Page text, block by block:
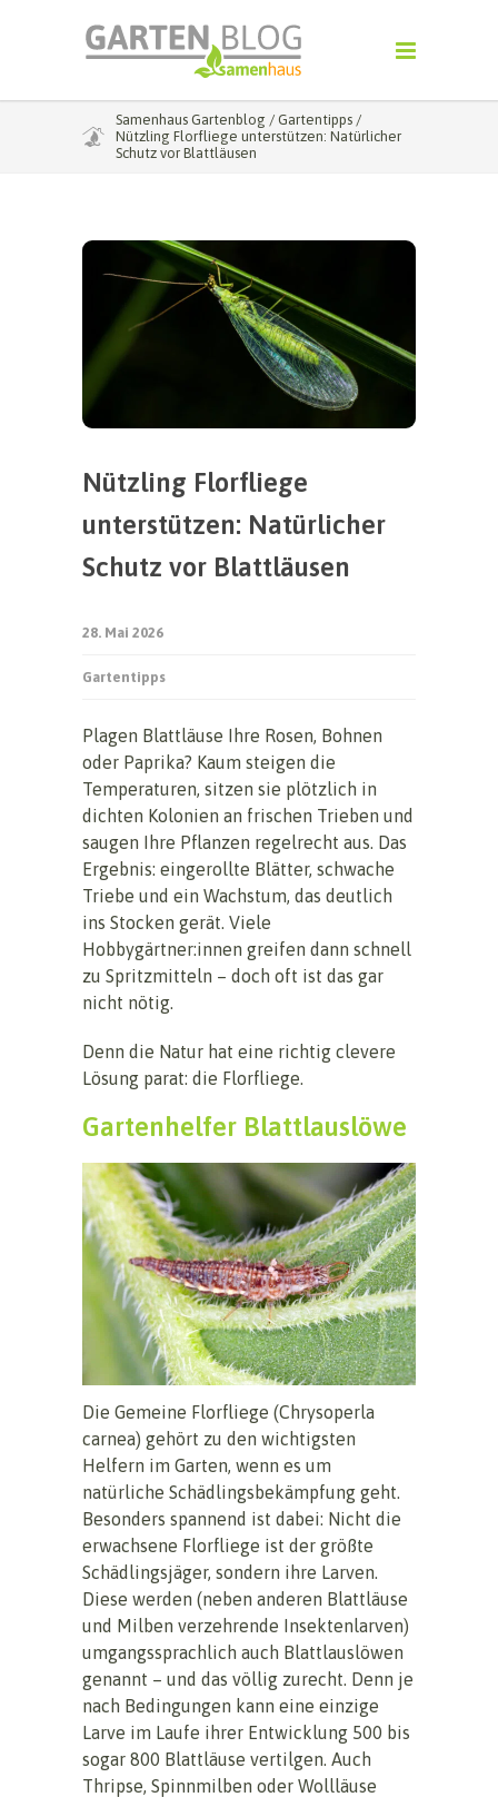
Samenhaus Gartenblog / Gartentipps /
Nützling Florfliege unterstützen: Natürlicher
Schutz vor Blattläusen
Nützling Florfliege
unterstützen: Natürlicher
Schutz vor Blattläusen
28. Mai 2026
Gartentipps
Plagen Blattläuse Ihre Rosen, Bohnen
oder Paprika? Kaum steigen die
Temperaturen, sitzen sie plötzlich in
dichten Kolonien an frischen Trieben und
saugen Ihre Pflanzen regelrecht aus. Das
Ergebnis: eingerollte Blätter, schwache
Triebe und ein Wachstum, das deutlich
ins Stocken gerät. Viele
Hobbygärtner:innen greifen dann schnell
zu Spritzmitteln – doch oft ist das gar
nicht nötig.
Denn die Natur hat eine richtig clevere
Lösung parat: die Florfliege.
Gartenhelfer Blattlauslöwe
Die Gemeine Florfliege (Chrysoperla
carnea) gehört zu den wichtigsten
Helfern im Garten, wenn es um
natürliche Schädlingsbekämpfung geht.
Besonders spannend ist dabei: Nicht die
erwachsene Florfliege ist der größte
Schädlingsjäger, sondern ihre Larven.
Diese werden (neben anderen Blattläuse
und Milben verzehrende Insektenlarven)
umgangssprachlich auch Blattlauslöwen
genannt – und das völlig zurecht. Denn je
nach Bedingungen kann eine einzige
Larve im Laufe ihrer Entwicklung 500 bis
sogar 800 Blattläuse vertilgen. Auch
Thripse, Spinnmilben oder Wollläuse